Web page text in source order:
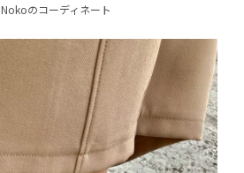
Nokoのコーディネート